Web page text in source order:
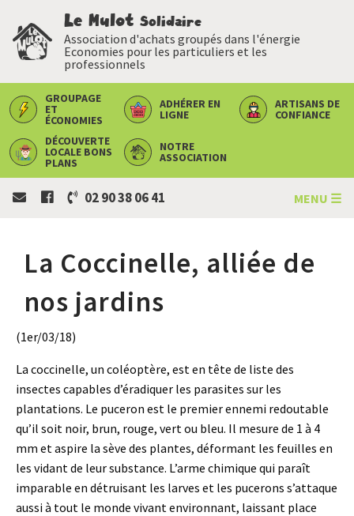
Le Mulot Solidaire
Association d'achats groupés dans l'énergie
Economies pour les particuliers et les
professionnels
GROUPAGE
ET
ÉCONOMIES
ADHÉRER EN
LIGNE
ARTISANS DE
CONFIANCE
DÉCOUVERTE
LOCALE BONS
PLANS
NOTRE
ASSOCIATION
02 90 38 06 41 MENU ☰
La Coccinelle, alliée de
nos jardins
(1er/03/18)
La coccinelle, un coléoptère, est en tête de liste des
insectes capables d’éradiquer les parasites sur les
plantations. Le puceron est le premier ennemi redoutable
qu’il soit noir, brun, rouge, vert ou bleu. Il mesure de 1 à 4
mm et aspire la sève des plantes, déformant les feuilles en
les vidant de leur substance. L’arme chimique qui paraît
imparable en détruisant les larves et les pucerons s’attaque
aussi à tout le monde vivant environnant, laissant place